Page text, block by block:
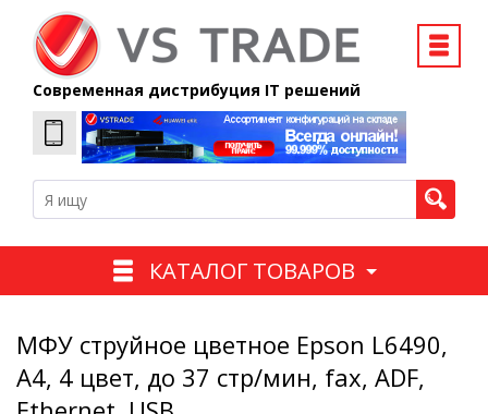
Современная дистрибуция IT решений
КАТАЛОГ ТОВАРОВ
МФУ струйное цветное Epson L6490,
A4, 4 цвет, до 37 стр/мин, fax, ADF,